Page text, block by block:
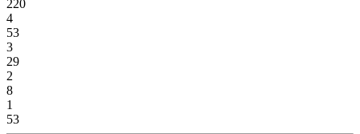
220
4
53
3
29
2
8
1
53